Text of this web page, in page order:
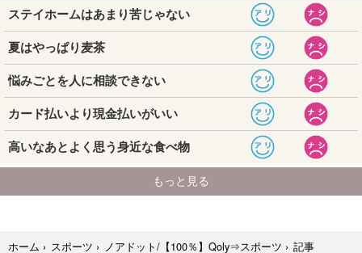
ホーム › スポーツ › ノアドット/【100％】Qoly⇒スポーツ › 記事